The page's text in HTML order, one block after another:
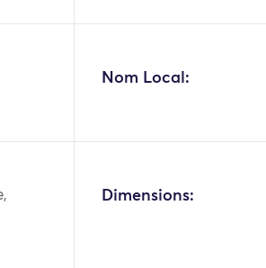
Nom Local:
Dimensions: